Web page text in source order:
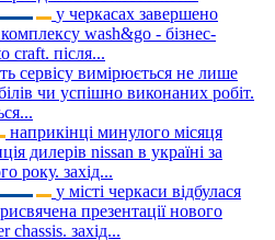
у черкасах завершено
wash&go - бізнес-
craft. після...
сервісу вимірюється не лише
чи успішно виконаних робіт.
наприкінці минулого місяця
дилерів nissan в україні за
року. захід...
у місті черкаси відбулася
презентації нового
chassis. захід...